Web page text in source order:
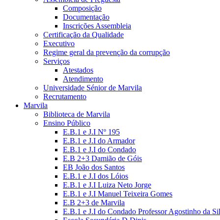
Composição
Documentação
Inscrições Assembleia
Certificação da Qualidade
Executivo
Regime geral da prevenção da corrupção
Serviços
Atestados
Atendimento
Universidade Sénior de Marvila
Recrutamento
Marvila
Biblioteca de Marvila
Ensino Público
E.B.1 e J.I Nº 195
E.B.1 e J.I do Armador
E.B.1 e J.I do Condado
E.B 2+3 Damião de Góis
EB João dos Santos
E.B.1 e J.I dos Lóios
E.B.1 e J.I Luiza Neto Jorge
E.B.1 e J.I Manuel Teixeira Gomes
E.B 2+3 de Marvila
E.B.1 e J.I do Condado Professor Agostinho da